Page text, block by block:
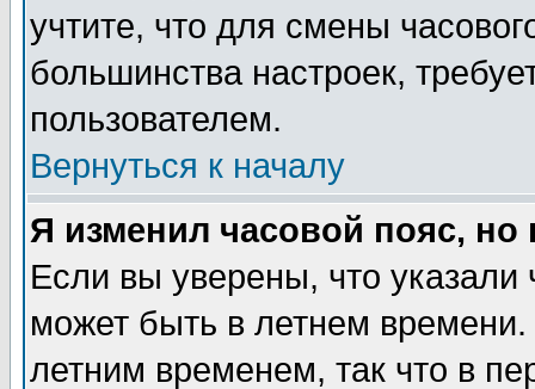
учтите, что для смены
большинства настроек,
пользователем.
Вернуться к началу
Я изменил часовой пояс,
Если вы уверены, что указали
может быть в летнем
летним временем, так что в